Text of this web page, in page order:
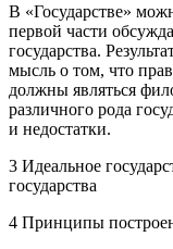
В «Государстве»
первой части
государства.
мысль о том, что
должны являться
различного рода
и недостатки.
3 Идеальное
государства
4 Принципы